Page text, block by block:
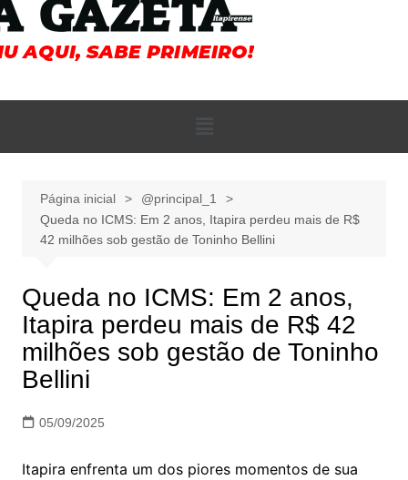
Página inicial
@principal_1
Queda no ICMS: Em 2 anos, Itapira perdeu mais de R$
42 milhões sob gestão de Toninho Bellini
Queda no ICMS: Em 2 anos,
Itapira perdeu mais de R$ 42
milhões sob gestão de Toninho
Bellini
05/09/2025
Itapira enfrenta um dos piores momentos de sua